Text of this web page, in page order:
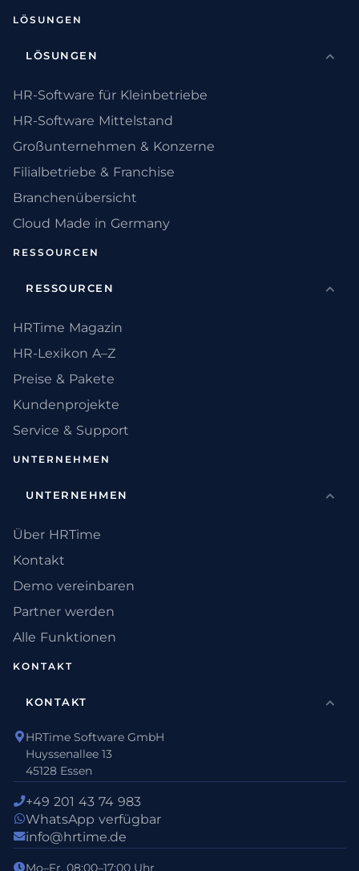
LÖSUNGEN
LÖSUNGEN
HR-Software für Kleinbetriebe
HR-Software Mittelstand
Großunternehmen & Konzerne
Filialbetriebe & Franchise
Branchenübersicht
Cloud Made in Germany
RESSOURCEN
RESSOURCEN
HRTime Magazin
HR-Lexikon A–Z
Preise & Pakete
Kundenprojekte
Service & Support
UNTERNEHMEN
UNTERNEHMEN
Über HRTime
Kontakt
Demo vereinbaren
Partner werden
Alle Funktionen
KONTAKT
KONTAKT
HRTime Software GmbH
Huyssenallee 13
45128 Essen
+49 201 43 74 983
WhatsApp verfügbar
info@hrtime.de
Mo–Fr, 08:00–17:00 Uhr